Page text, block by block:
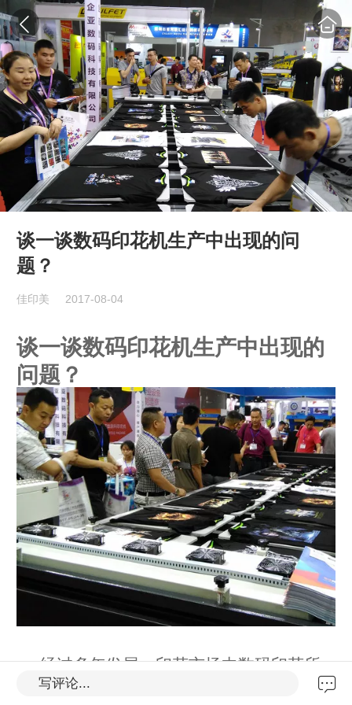
谈一谈数码印花机生产中出现的问
题？
佳印美 2017-08-04
谈一谈数码印花机生产中出现的
问题？
经过多年发展，印花市场中数码印花所
占有的份额越来越大。数码印花的灵活，环
写评论...